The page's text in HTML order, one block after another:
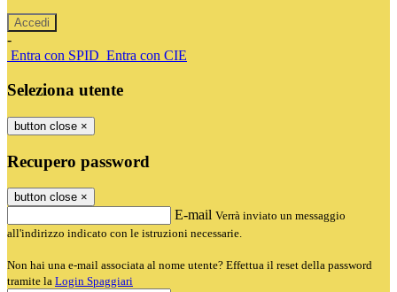
-
Entra con SPID Entra con CIE
Seleziona utente
button close ×
Recupero password
button close ×
E-mail Verrà inviato un messaggio
all'indirizzo indicato con le istruzioni necessarie.
Non hai una e-mail associata al nome utente? Effettua il reset della password
tramite la Login Spaggiari